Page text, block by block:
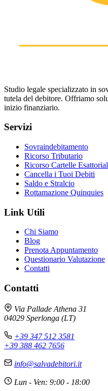
Studio legale specializzato in
tutela del debitore. Offriamo
inizio finanziario.
Servizi
Sovraindebitamento
Ricorso Tributario
Ricorso Cartelle
Cancella i Tuoi Debiti
Saldo e Stralcio
Rottamazione Quinquies
Link Utili
Chi Siamo
Blog
Prenota Appuntamento
Questionario Valutazione
Contatti
Contatti
Via Pallade Athena 31
04029 Sperlonga (LT)
+39 347 512 3581
+39 388 462 7656
info@salvadebitori.it
Lun - Ven: 9:00 - 18:00
Online - Risponde
📋 CARTELLE
Le cartelle esattoriali
per trovare la soluzione